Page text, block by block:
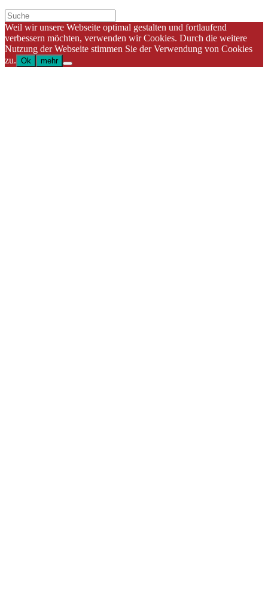
Weil wir unsere Webseite optimal gestalten und fortlaufend
verbessern möchten, verwenden wir Cookies. Durch die weitere
Nutzung der Webseite stimmen Sie der Verwendung von Cookies
zu. Ok mehr